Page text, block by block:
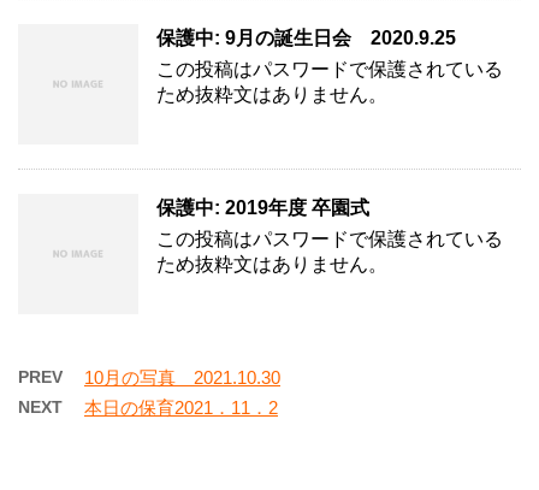
保護中: 9月の誕生日会 2020.9.25
この投稿はパスワードで保護されている
ため抜粋文はありません。
保護中: 2019年度 卒園式
この投稿はパスワードで保護されている
ため抜粋文はありません。
PREV 10月の写真 2021.10.30
NEXT 本日の保育2021．11．2